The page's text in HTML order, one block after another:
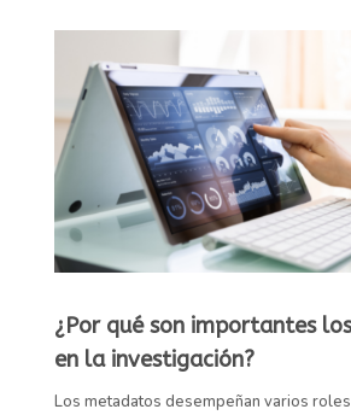
¿Por qué son importantes
en la investigación?
Los metadatos desempeñan varios